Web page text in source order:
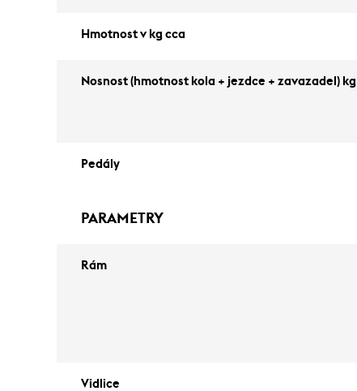
Hmotnost v kg cca
Nosnost (hmotnost kola + jezdce + zavazadel) kg
Pedály
PARAMETRY
Rám
Vidlice